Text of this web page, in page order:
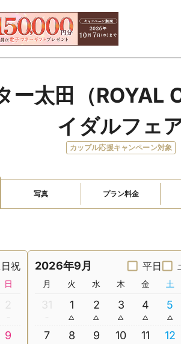
ー太田（ROYAL
イダルフェ
カップル応援キャンペーン対象
写真 プラン料金
祝
日
2
9
2026年9月 平日
月 火 水 木 金 土
31 1 2 3 4 5
7 8 9 10 11 12